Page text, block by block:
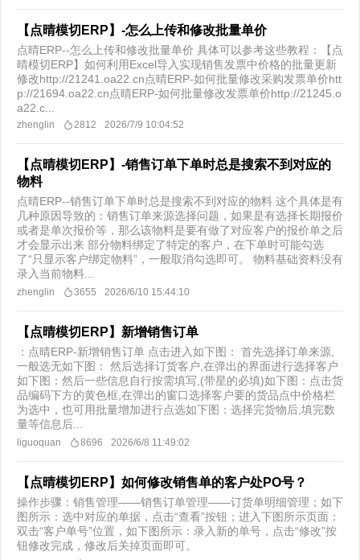
【点晴模切ERP】-怎么上传和修改批量单价
点晴ERP--怎么上传和修改批量单价 具体可以参考这些教程：【点
晴模切ERP】如何利用Excel导入实现销售发票中价格的批量更新
修改http://21241.oa22.cn点晴ERP-如何批量修改采购发票单价htt
p://21694.oa22.cn点晴ERP-如何批量修改发票单价http://21245.o
a22.c...
zhenglin 2812 2026/7/9 10:04:52
【点晴模切ERP】-销售订单下单时总是搜索不到对应的
物料
点晴ERP--销售订单下单时总是搜索不到对应的物料 这个具体是有
几种原因导致的：销售订单来源选择问题，如果是有选择长期报价
或者是单次报价等，那么该物料是要有做了对应客户的报价单之后
才会显示出来 部分物料绑定了特定的客户，在下单时可能勾选
了“只显示客户绑定物料”，一般取消勾选即可。 物料基础资料没有
录入当前物料...
zhenglin 3655 2026/6/10 15:44:10
【点晴模切ERP】新增销售订单
​：点晴ERP-新增销售订单 点击进入如下图： 首先选择订单来源,
一般选无如下图： 然后选择订货客户,在弹出的界面进行选择客户
如下图：然后一些信息自行按需填写,(带星的必填)如下图：点击货
品编码下方的黄色框,在弹出的窗口选择客户要的货品点中价格栏
为选中，也可用批量增加进行点选如下图：选择完货物后,填完数
量等信息后...
liguoquan 8696 2026/6/8 11:49:02
【点晴模切ERP】如何修改销售单的客户处PO号？
操作步骤：销售管理——销售订单管理——订货单明细管理；如下
图所示：选中对应的单据，点击“查看”按钮；进入下图所示页面：
双击“客户单号”位置，如下图所示：录入新的单号，点击“修改”按
钮修改完成，修改后关掉页面即可。​